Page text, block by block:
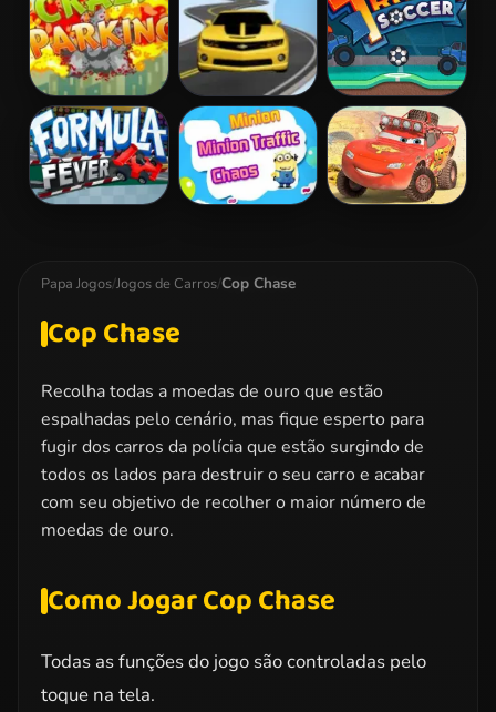
Crazy Parking Road Racer Monster Truck
Soccer
Papa Jogos/Jogos de Carros/Cop Chase
Cop Chase
Recolha todas a moedas de ouro que estão
espalhadas pelo cenário, mas fique esperto para
fugir dos carros da polícia que estão surgindo de
todos os lados para destruir o seu carro e acabar
com seu objetivo de recolher o maior número de
moedas de ouro.
Como Jogar Cop Chase
Todas as funções do jogo são controladas pelo
toque na tela.